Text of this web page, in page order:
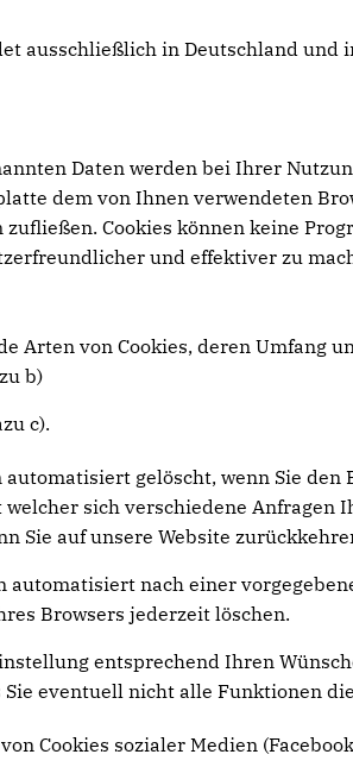
ausschließlich in Deutschland und
Daten werden bei Ihrer
dem von Ihnen verwendeten
Cookies können keine
und effektiver zu
Arten von Cookies, deren Umfang
b)
c).
gelöscht, wenn Sie
welcher sich verschiedene
Sie auf unsere Website
automatisiert nach einer
Browsers jederzeit löschen.
entsprechend Ihren
Sie eventuell nicht alle Funktionen
Cookies sozialer Medien